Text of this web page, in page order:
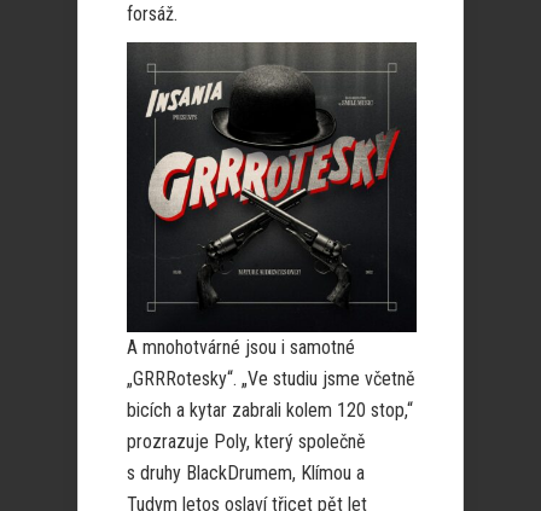
forsáž.
A mnohotvárné jsou i samotné
„GRRRotesky“. „Ve studiu jsme včetně
bicích a kytar zabrali kolem 120 stop,“
prozrazuje Poly, který společně
s druhy BlackDrumem, Klímou a
Tudym letos oslaví třicet pět let